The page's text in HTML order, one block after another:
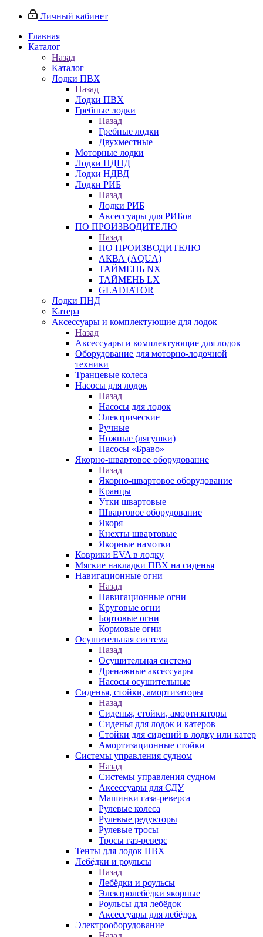
Личный кабинет
Главная
Каталог
Назад
Каталог
Лодки ПВХ
Назад
Лодки ПВХ
Гребные лодки
Назад
Гребные лодки
Двухместные
Моторные лодки
Лодки НДНД
Лодки НДВД
Лодки РИБ
Назад
Лодки РИБ
Аксессуары для РИБов
ПО ПРОИЗВОДИТЕЛЮ
Назад
ПО ПРОИЗВОДИТЕЛЮ
АКВА (AQUA)
ТАЙМЕНЬ NX
ТАЙМЕНЬ LX
GLADIATOR
Лодки ПНД
Катера
Аксессуары и комплектующие для лодок
Назад
Аксессуары и комплектующие для лодок
Оборудование для моторно-лодочной
техники
Транцевые колеса
Насосы для лодок
Назад
Насосы для лодок
Электрические
Ручные
Ножные (лягушки)
Насосы «Браво»
Якорно-швартовое оборудование
Назад
Якорно-швартовое оборудование
Кранцы
Утки швартовые
Швартовое оборудование
Якоря
Кнехты швартовые
Якорные намотки
Коврики EVA в лодку
Мягкие накладки ПВХ на сиденья
Навигационные огни
Назад
Навигационные огни
Круговые огни
Бортовые огни
Кормовые огни
Осушительная система
Назад
Осушительная система
Дренажные аксессуары
Насосы осушительные
Сиденья, стойки, амортизаторы
Назад
Сиденья, стойки, амортизаторы
Сиденья для лодок и катеров
Стойки для сидений в лодку или катер
Амортизационные стойки
Системы управления судном
Назад
Системы управления судном
Аксессуары для СДУ
Машинки газа-реверса
Рулевые колеса
Рулевые редукторы
Рулевые тросы
Тросы газ-реверс
Тенты для лодок ПВХ
Лебёдки и роульсы
Назад
Лебёдки и роульсы
Электролебёдки якорные
Роульсы для лебёдок
Аксессуары для лебёдок
Электрооборудование